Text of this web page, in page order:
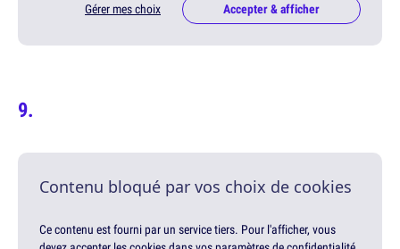
Gérer mes choix Accepter & afficher
Contenu bloqué par vos choix de cookies
Ce contenu est fourni par un service tiers. Pour l'afficher, vous